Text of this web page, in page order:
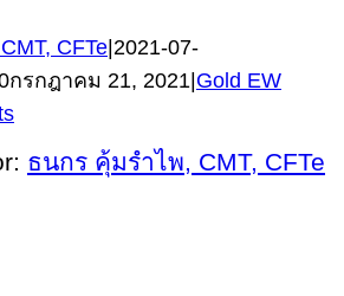
CFTe|2021-07-
กรกฎาคม 21, 2021|Gold EW
ธนกร คุ้มรำไพ, CMT, CFTe